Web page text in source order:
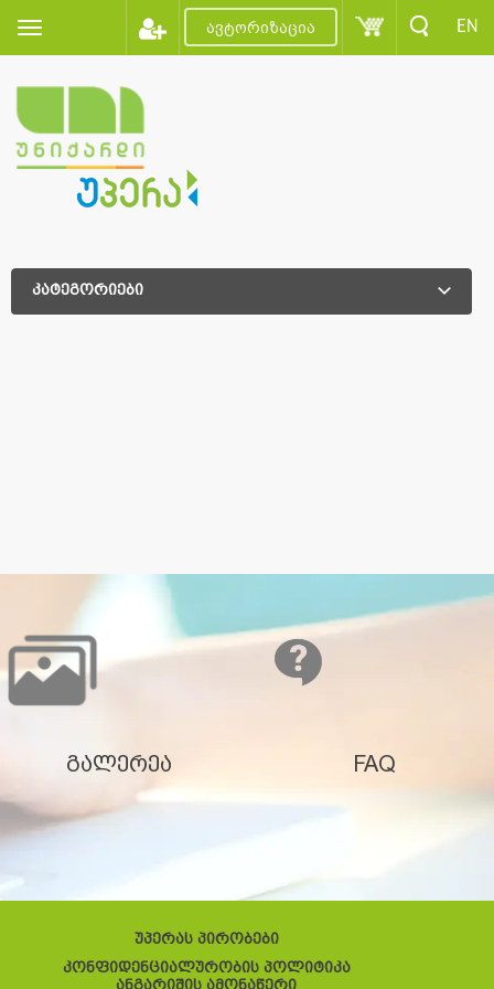
ავტორიზაცია EN
კატეგორიები
გალერეა FAQ
უპერას პირობები
კონფიდენციალურობის პოლიტიკა
ანგარიშის ამონაწერი